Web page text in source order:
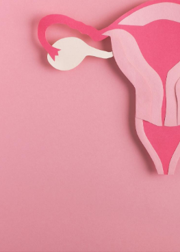
Mordue par une tique en
vacances, elle reste dans
le coma pendant 42 jours
Mordue par un
barracuda, une petite fille
Légionellose en Suisse :
quelle est l’origine de la